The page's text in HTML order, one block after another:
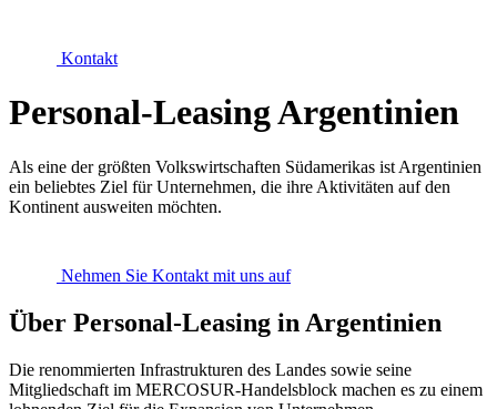
Kontakt
Personal-Leasing Argentinien
Als eine der größten Volkswirtschaften Südamerikas ist Argentinien
ein beliebtes Ziel für Unternehmen, die ihre Aktivitäten auf den
Kontinent ausweiten möchten.
Nehmen Sie Kontakt mit uns auf
Über Personal-Leasing in Argentinien
Die renommierten Infrastrukturen des Landes sowie seine
Mitgliedschaft im MERCOSUR-Handelsblock machen es zu einem